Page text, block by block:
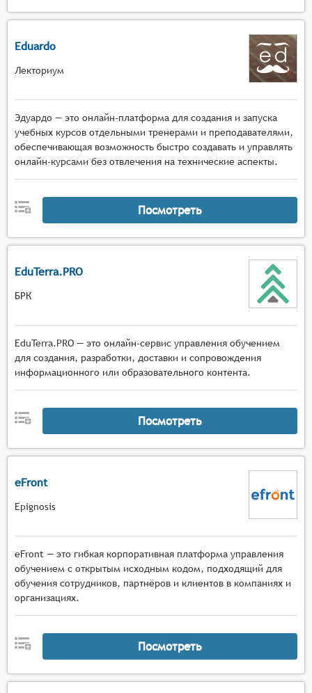
Eduardo
Лекториум
Эдуардо — это онлайн-платформа для создания и запуска
учебных курсов отдельными тренерами и преподавателями,
обеспечивающая возможность быстро создавать и управлять
онлайн-курсами без отвлечения на технические аспекты.
Посмотреть
EduTerra.PRO
БРК
EduTerra.PRO — это онлайн-сервис управления обучением
для создания, разработки, доставки и сопровождения
информационного или образовательного контента.
Посмотреть
eFront
Epignosis
eFront — это гибкая корпоративная платформа управления
обучением с открытым исходным кодом, подходящий для
обучения сотрудников, партнёров и клиентов в компаниях и
организациях.
Посмотреть